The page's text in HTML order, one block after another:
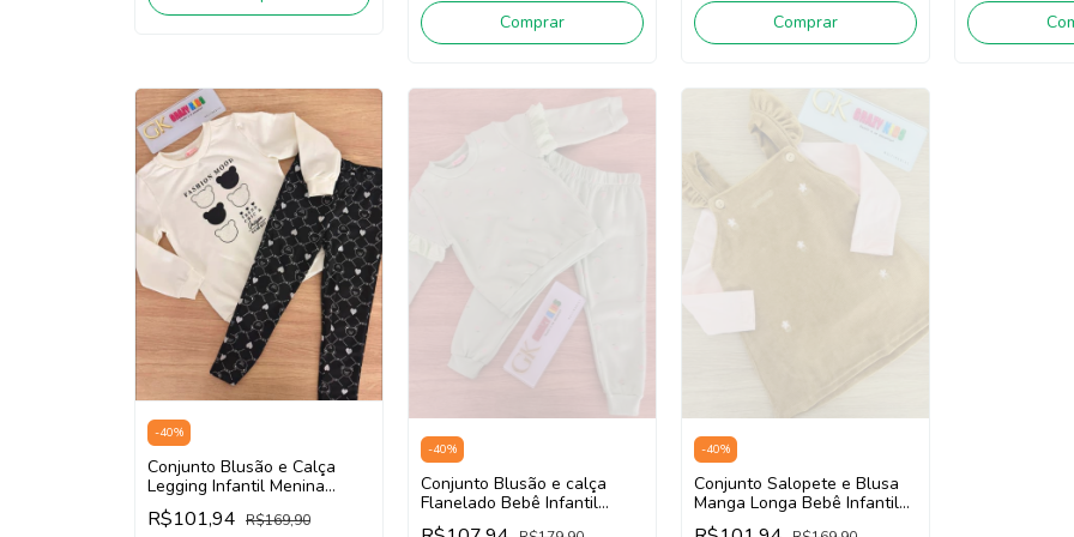
Comprar Comprar
-40%
Conjunto Blusão e Calça
Legging Infantil Menina
SOMNII 3261067 (Off White
/ Preto)
R$101,94 R$169,90
-40%
Conjunto Blusão e calça
Flanelado Bebê Infantil
Menina SOMNII 3261026
-40%
Conjunto Salopete e Blusa
Manga Longa Bebê Infantil
Menina Somnii 3261016